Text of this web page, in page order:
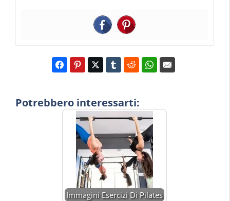
Potrebbero interessarti:
Immagini Esercizi Di Pilates